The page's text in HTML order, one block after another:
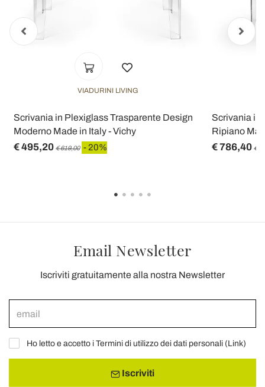
VIADURINI LIVING
Scrivania in Plexiglass Trasparente Design
Moderno Made in Italy - Vichy
€ 495,20 € 619,00 - 20%
Scrivania in
Ripiano
€ 786,40 €
Email Newsletter
Iscriviti gratuitamente alla nostra Newsletter
Ho letto e accetto i Termini di utilizzo dei dati personali (Link)
Iscriviti